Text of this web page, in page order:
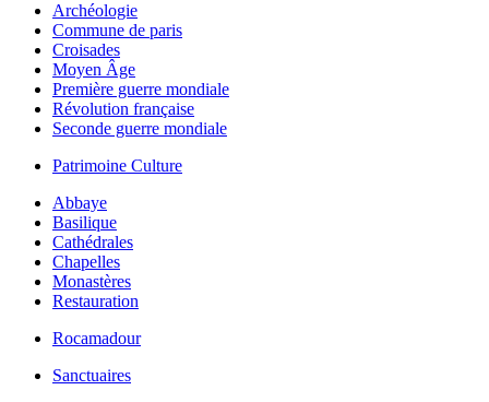
Archéologie
Commune de paris
Croisades
Moyen Âge
Première guerre mondiale
Révolution française
Seconde guerre mondiale
Patrimoine Culture
Abbaye
Basilique
Cathédrales
Chapelles
Monastères
Restauration
Rocamadour
Sanctuaires